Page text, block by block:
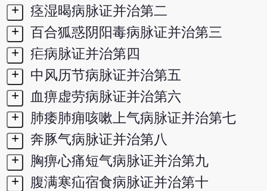
+
痉湿暍病脉证并治第二
+
百合狐惑阴阳毒病脉证并治第三
+
疟病脉证并治第四
+
中风历节病脉证并治第五
+
血痹虚劳病脉证并治第六
+
肺痿肺痈咳嗽上气病脉证并治第七
+
奔豚气病脉证并治第八
+
胸痹心痛短气病脉证并治第九
+
腹满寒疝宿食病脉证并治第十